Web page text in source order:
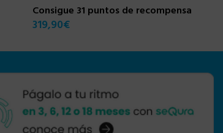
Consigue 31 puntos de recompensa
319,90€